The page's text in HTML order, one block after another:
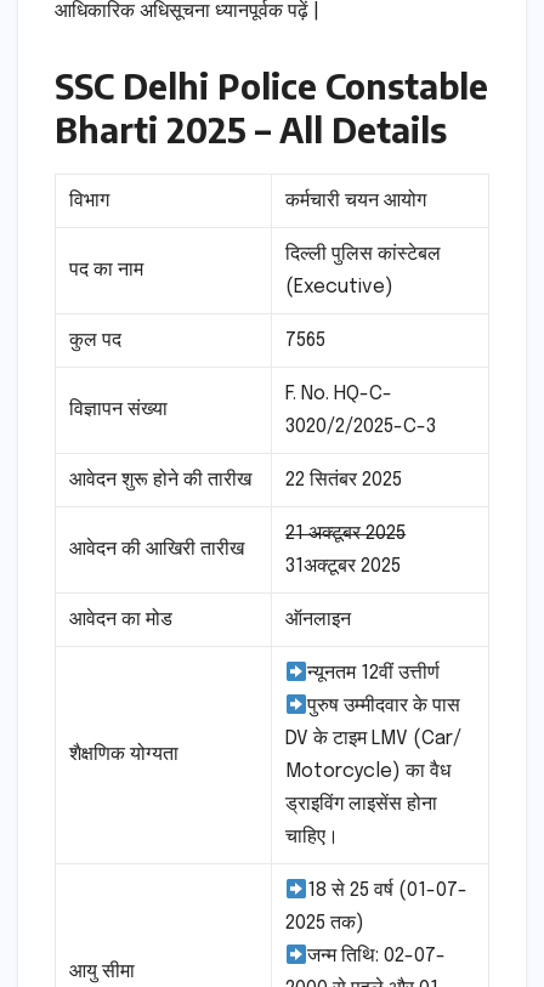
आधिकारिक अधिसूचना ध्यानपूर्वक पढ़ें |
SSC Delhi Police Constable
Bharti 2025 – All Details
विभाग कर्मचारी चयन आयोग
पद का नाम
दिल्ली पुलिस कांस्टेबल
(Executive)
कुल पद 7565
विज्ञापन संख्या
F. No. HQ-C-
3020/2/2025-C-3
आवेदन शुरू होने की तारीख 22 सितंबर 2025
आवेदन की आखिरी तारीख
21 अक्टूबर 2025
31अक्टूबर 2025
आवेदन का मोड ऑनलाइन
शैक्षणिक योग्यता
न्यूनतम 12वीं उत्तीर्ण
पुरुष उम्मीदवार के पास
DV के टाइम LMV (Car/
Motorcycle) का वैध
ड्राइविंग लाइसेंस होना
चाहिए।
आयु सीमा
18 से 25 वर्ष (01-07-
2025 तक)
जन्म तिथि: 02-07-